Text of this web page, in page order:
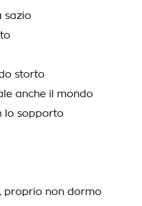
sazio
storto
anche il mondo
lo sopporto
proprio non dormo